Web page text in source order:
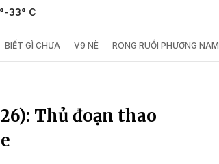
-33° C
BIẾT GÌ CHƯA V9 NÈ RONG RUỔI PHƯƠNG NAM
Thủ đoạn thao